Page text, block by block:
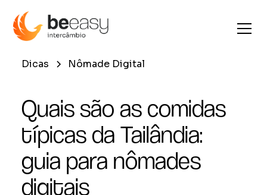
Dicas Nômade Digital
Quais são as comidas
típicas da Tailândia:
guia para nômades
digitais